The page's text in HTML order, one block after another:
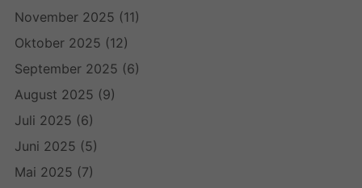
November 2025 (11)
Oktober 2025 (12)
September 2025 (6)
August 2025 (9)
Juli 2025 (6)
Juni 2025 (5)
Mai 2025 (7)